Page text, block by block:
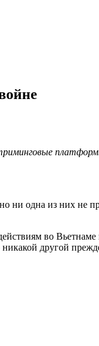
ни одна из них не
во
другой